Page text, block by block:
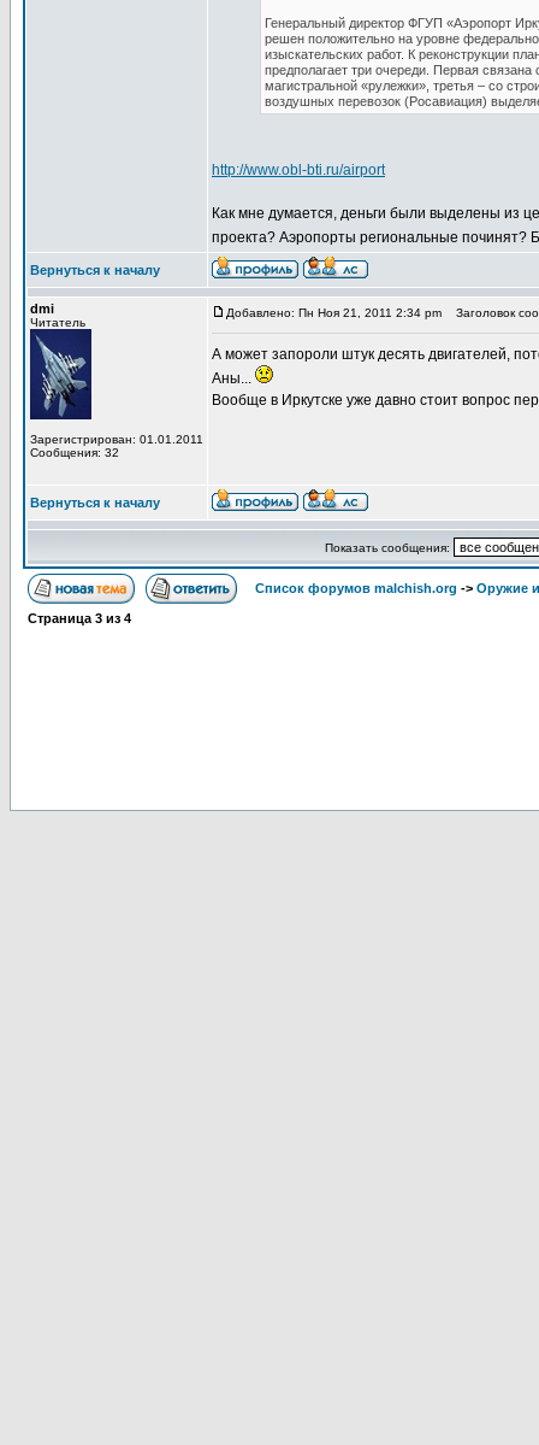
Генеральный директор ФГУП «Аэропорт
решен положительно на уровне
изыскательских работ. К реконструкции
предполагает три очереди. Первая
магистральной «рулежки», третья – со
воздушных перевозок (Росавиация)
http://www.obl-bti.ru/airport
Как мне думается, деньги были выделены из
проекта? Аэропорты региональные починят?
Вернуться к началу
dmi
Читатель
Зарегистрирован: 01.01.2011
Сообщения: 32
Добавлено: Пн Ноя 21, 2011 2:34 pm Заголовок
А может запороли штук десять двигателей,
Аны...
Вообще в Иркутске уже давно стоит вопрос
Вернуться к началу
Показать сообщения:
Список форумов malchish.org -> Оружие
Страница 3 из 4